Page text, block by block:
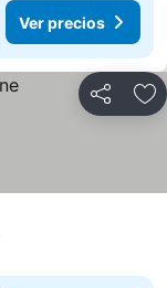
Ver precios
Compartir